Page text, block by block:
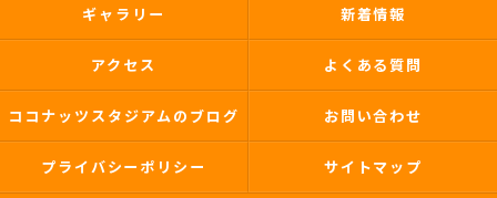
ギャラリー 新着情報
アクセス よくある質問
ココナッツスタジアムのブログ お問い合わせ
プライバシーポリシー サイトマップ